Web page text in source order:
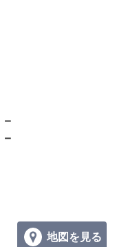
－
－
地図を見る